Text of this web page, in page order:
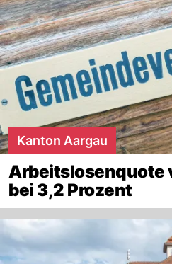
Kanton Aargau
Arbeitslosenquote
bei 3,2 Prozent